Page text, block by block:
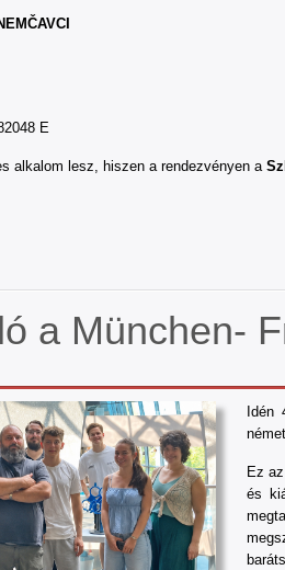
E
alkalom lesz, hiszen a rendezvényen a
a München-
Idén
Ez
és